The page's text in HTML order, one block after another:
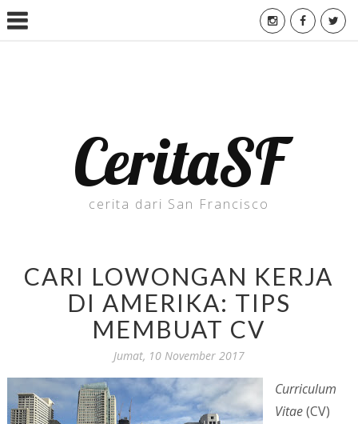
CeritaSF
cerita dari San Francisco
CARI LOWONGAN KERJA
DI AMERIKA: TIPS
MEMBUAT CV
Jumat, 10 November 2017
Curriculum
Vitae(CV)